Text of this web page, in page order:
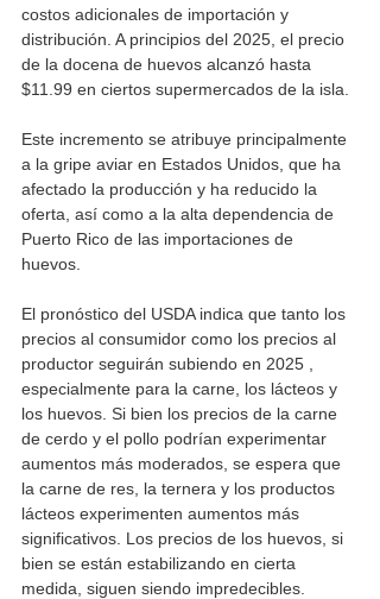
costos adicionales de importación y
distribución. A principios del 2025, el precio
de la docena de huevos alcanzó hasta
$11.99 en ciertos supermercados de la isla.
Este incremento se atribuye principalmente
a la gripe aviar en Estados Unidos, que ha
afectado la producción y ha reducido la
oferta, así como a la alta dependencia de
Puerto Rico de las importaciones de
huevos.
El pronóstico del USDA indica que tanto los
precios al consumidor como los precios al
productor seguirán subiendo en 2025 ,
especialmente para la carne, los lácteos y
los huevos. Si bien los precios de la carne
de cerdo y el pollo podrían experimentar
aumentos más moderados, se espera que
la carne de res, la ternera y los productos
lácteos experimenten aumentos más
significativos. Los precios de los huevos, si
bien se están estabilizando en cierta
medida, siguen siendo impredecibles.